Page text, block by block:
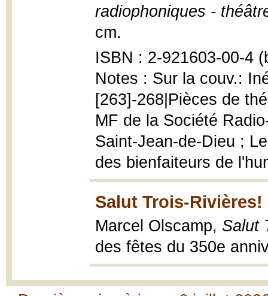
radiophoniques -
cm.
ISBN : 2-921603-00-4
Notes : Sur la couv.:
[263]-268|Pièces de
MF de la Société
Saint-Jean-de-Dieu ;
des bienfaiteurs de
Salut Trois-Rivières!
Marcel Olscamp, Salut
des fêtes du 350e